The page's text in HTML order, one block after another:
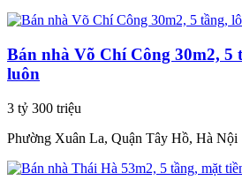
Bán nhà Võ Chí Công 30m2, 5
luôn
3 tỷ 300 triệu
Phường Xuân La, Quận Tây Hồ, Hà Nội